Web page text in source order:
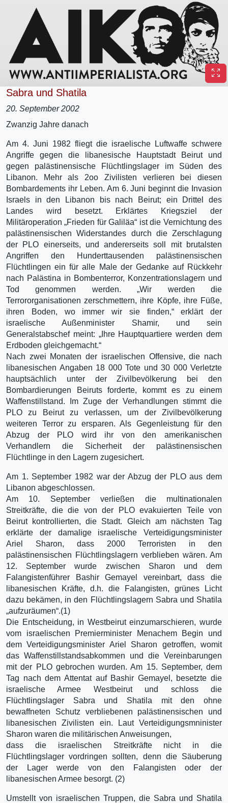
Sabra und Shatila
20. September 2002
Zwanzig Jahre danach
Am 4. Juni 1982 fliegt die israelische Luftwaffe schwere
Angriffe gegen die libanesische Hauptstadt Beirut und
gegen palästinensische Flüchtlingslager im Süden des
Libanon. Mehr als 2oo Zivilisten verlieren bei diesen
Bombardements ihr Leben. Am 6. Juni beginnt die Invasion
Israels in den Libanon bis nach Beirut; ein Drittel des
Landes wird besetzt. Erklärtes Kriegsziel der
Militäroperation „Frieden für Galiläa“ ist die Vernichtung des
palästinensischen Widerstandes durch die Zerschlagung
der PLO einerseits, und andererseits soll mit brutalsten
Angriffen den Hunderttausenden palästinensischen
Flüchtlingen ein für alle Male der Gedanke auf Rückkehr
nach Palästina in Bombenterror, Konzentrationslagern und
Tod genommen werden. „Wir werden die
Terrororganisationen zerschmettern, ihre Köpfe, ihre Füße,
ihren Boden, wo immer wir sie finden,“ erklärt der
israelische Außenminister Shamir, und sein
Generalstabschef meint: „Ihre Hauptquartiere werden dem
Erdboden gleichgemacht.“
Nach zwei Monaten der israelischen Offensive, die nach
libanesischen Angaben 18 000 Tote und 30 000 Verletzte
hauptsächlich unter der Zivilbevölkerung bei den
Bombardierungen Beiruts forderte, kommt es zu einem
Waffenstillstand. Im Zuge der Verhandlungen stimmt die
PLO zu Beirut zu verlassen, um der Zivilbevölkerung
weiteren Terror zu ersparen. Als Gegenleistung für den
Abzug der PLO wird ihr von den amerikanischen
Verhandlern die Sicherheit der palästinensischen
Flüchtlinge in den Lagern zugesichert.
Am 1. September 1982 war der Abzug der PLO aus dem
Libanon abgeschlossen.
Am 10. September verließen die multinationalen
Streitkräfte, die die von der PLO evakuierten Teile von
Beirut kontrollierten, die Stadt. Gleich am nächsten Tag
erklärte der damalige israelische Verteidigungsminister
Ariel Sharon, dass 2000 Terroristen in den
palästinensischen Flüchtlingslagern verblieben wären. Am
12. September wurde zwischen Sharon und dem
Falangistenführer Bashir Gemayel vereinbart, dass die
libanesischen Kräfte, d.h. die Falangisten, grünes Licht
dazu bekämen, in den Flüchtlingslagern Sabra und Shatila
„aufzuräumen“.(1)
Die Entscheidung, in Westbeirut einzumarschieren, wurde
vom israelischen Premierminister Menachem Begin und
dem Verteidigungsminister Ariel Sharon getroffen, womit
das Waffenstillstandsabkommen und die Vereinbarungen
mit der PLO gebrochen wurden. Am 15. September, dem
Tag nach dem Attentat auf Bashir Gemayel, besetzte die
israelische Armee Westbeirut und schloss die
Flüchtlingslager Sabra und Shatila mit den ohne
bewaffneten Schutz verbliebenen palästinensischen und
libanesischen Zivilisten ein. Laut Verteidigungsmninister
Sharon waren die militärischen Anweisungen,
dass die israelischen Streitkräfte nicht in die
Flüchtlingslager vordringen sollten, denn die Säuberung
der Lager werde von den Falangisten oder der
libanesischen Armee besorgt. (2)
Umstellt von israelischen Truppen, die Sabra und Shatila